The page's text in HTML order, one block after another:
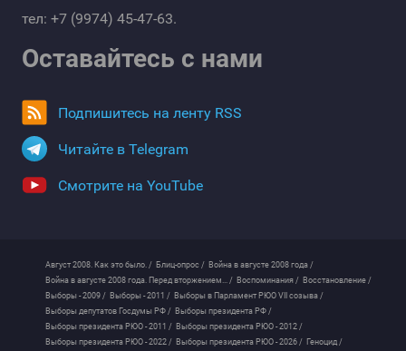
тел: +7 (9974) 45-47-63.
Оставайтесь с нами
Подпишитесь на ленту RSS
Читайте в Telegram
Смотрите на YouTube
Август 2008. Как это было. / Блиц-опрос / Война в августе 2008 года /
Война в августе 2008 года. Перед вторжением... / Воспоминания / Восстановление /
Выборы - 2009 / Выборы - 2011 / Выборы в Парламент РЮО VII созыва /
Выборы депутатов Госдумы РФ / Выборы президента РФ /
Выборы президента РЮО - 2011 / Выборы президента РЮО - 2012 /
Выборы президента РЮО - 2022 / Выборы президента РЮО - 2026 / Геноцид /